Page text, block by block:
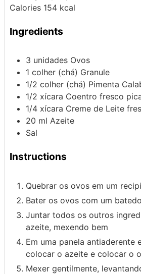
Calories 154 kcal
Ingredients
3 unidades Ovos
1 colher (chá) Granule
1/2 colher (chá) Pimenta
1/2 xícara Coentro fresco
1/4 xícara Creme de Leite
20 ml Azeite
Sal
Instructions
Quebrar os ovos em um
Bater os ovos com um
Juntar todos os outros
azeite, mexendo bem
Em uma panela antiaderente
colocar o azeite e colocar o
Mexer gentilmente,